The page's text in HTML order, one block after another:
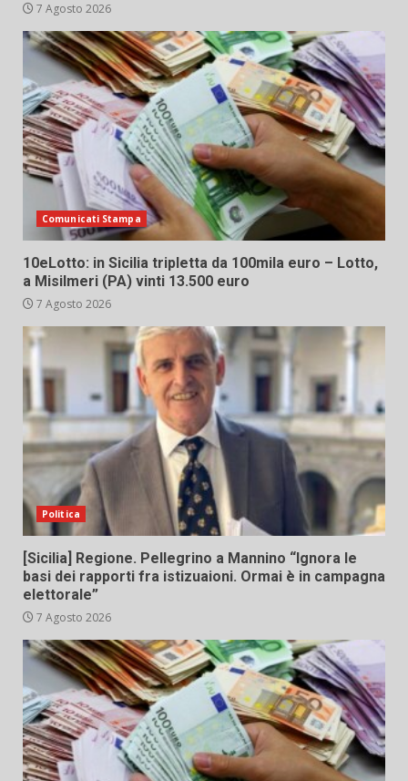
7 Agosto 2026
Comunicati Stampa
10eLotto: in Sicilia tripletta da 100mila euro – Lotto,
a Misilmeri (PA) vinti 13.500 euro
7 Agosto 2026
Politica
[Sicilia] Regione. Pellegrino a Mannino “Ignora le
basi dei rapporti fra istizuaioni. Ormai è in campagna
elettorale”
7 Agosto 2026